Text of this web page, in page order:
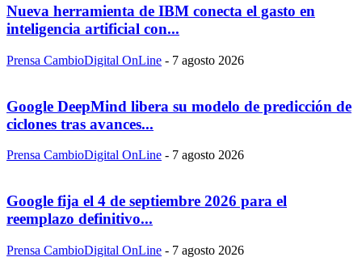
Nueva herramienta de IBM conecta el gasto en
inteligencia artificial con...
Prensa CambioDigital OnLine - 7 agosto 2026
Google DeepMind libera su modelo de predicción de
ciclones tras avances...
Prensa CambioDigital OnLine - 7 agosto 2026
Google fija el 4 de septiembre 2026 para el
reemplazo definitivo...
Prensa CambioDigital OnLine - 7 agosto 2026